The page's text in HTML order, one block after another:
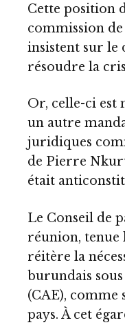
Cette position
commission de
insistent sur le
résoudre la
Or, celle-ci est
un autre
juridiques
de Pierre
était
Le Conseil de
réunion, tenue
réitère la
burundais sous
(CAE),
pays. À cet